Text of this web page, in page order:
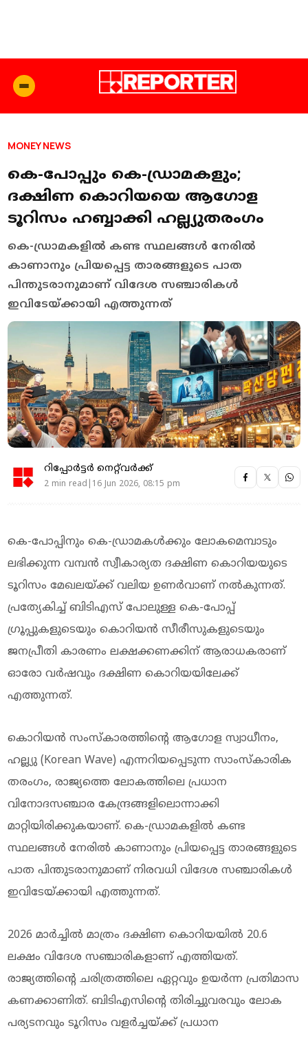
MONEY NEWS
കെ-പോപ്പും കെ-ഡ്രാമകളും;
ദക്ഷിണ കൊറിയയെ ആഗോള
ടൂറിസം ഹബ്ബാക്കി ഹല്ല്യുതരംഗം
കെ-ഡ്രാമകളിൽ കണ്ട സ്ഥലങ്ങൾ നേരിൽ
കാണാനും പ്രിയപ്പെട്ട താരങ്ങളുടെ പാത
പിന്തുടരാനുമാണ് വിദേശ സഞ്ചാരികൾ
ഇവിടേയ്ക്കായി എത്തുന്നത്
റിപ്പോർട്ടർ നെറ്റ്‌വര്‍ക്ക്‌
2 min read|16 Jun 2026, 08:15 pm
കെ-പോപ്പിനും കെ-ഡ്രാമകൾക്കും ലോകമെമ്പാടും
ലഭിക്കുന്ന വമ്പൻ സ്വീകാര്യത ദക്ഷിണ കൊറിയയുടെ
ടൂറിസം മേഖലയ്ക്ക് വലിയ ഉണർവാണ് നൽകുന്നത്.
പ്രത്യേകിച്ച് ബിടിഎസ് പോലുള്ള കെ-പോപ്പ്
ഗ്രൂപ്പുകളുടെയും കൊറിയൻ സീരീസുകളുടെയും
ജനപ്രീതി കാരണം ലക്ഷക്കണക്കിന് ആരാധകരാണ്
ഓരോ വർഷവും ദക്ഷിണ കൊറിയയിലേക്ക്
എത്തുന്നത്.
കൊറിയൻ സംസ്കാരത്തിന്റെ ആഗോള സ്വാധീനം,
ഹല്ല്യു (Korean Wave) എന്നറിയപ്പെടുന്ന സാംസ്കാരിക
തരംഗം, രാജ്യത്തെ ലോകത്തിലെ പ്രധാന
വിനോദസഞ്ചാര കേന്ദ്രങ്ങളിലൊന്നാക്കി
മാറ്റിയിരിക്കുകയാണ്. കെ-ഡ്രാമകളിൽ കണ്ട
സ്ഥലങ്ങൾ നേരിൽ കാണാനും പ്രിയപ്പെട്ട താരങ്ങളുടെ
പാത പിന്തുടരാനുമാണ് നിരവധി വിദേശ സഞ്ചാരികൾ
ഇവിടേയ്ക്കായി എത്തുന്നത്.
2026 മാർച്ചിൽ മാത്രം ദക്ഷിണ കൊറിയയിൽ 20.6
ലക്ഷം വിദേശ സഞ്ചാരികളാണ് എത്തിയത്.
രാജ്യത്തിന്റെ ചരിത്രത്തിലെ ഏറ്റവും ഉയർന്ന പ്രതിമാസ
കണക്കാണിത്. ബിടിഎസിന്റെ തിരിച്ചുവരവും ലോക
പര്യടനവും ടൂറിസം വളർച്ചയ്ക്ക് പ്രധാന